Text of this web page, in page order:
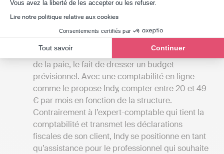
Vous avez la liberté de les accepter ou les refuser.
Lire notre politique relative aux cookies
Consentements certifiés par
Tout savoir Continuer
généralement à 1000 euros par an pour une
petite mission confiée à un comptable
indépendant et peuvent s'élever à plusieurs
milliers d'euros si votre entreprise nécessite une
comptabilité plus élaborée, y compris la gestion
de la paie, le fait de dresser un budget
prévisionnel. Avec une comptabilité en ligne
comme le propose Indy, compter entre 20 et 49
€ par mois en fonction de la structure.
Contrairement à l’expert-comptable qui tient la
comptabilité et transmet les déclarations
fiscales de son client, Indy se positionne en tant
qu’assistance pour le professionnel qui souhaite